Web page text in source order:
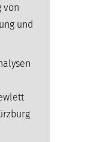
von
und